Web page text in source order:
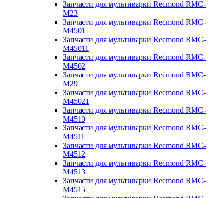
Запчасти для мультиварки Redmond RMC-
M23
Запчасти для мультиварки Redmond RMC-
M4501
Запчасти для мультиварки Redmond RMC-
M45011
Запчасти для мультиварки Redmond RMC-
M4502
Запчасти для мультиварки Redmond RMC-
M29
Запчасти для мультиварки Redmond RMC-
M45021
Запчасти для мультиварки Redmond RMC-
M4510
Запчасти для мультиварки Redmond RMC-
M4511
Запчасти для мультиварки Redmond RMC-
M4512
Запчасти для мультиварки Redmond RMC-
M4513
Запчасти для мультиварки Redmond RMC-
M4515